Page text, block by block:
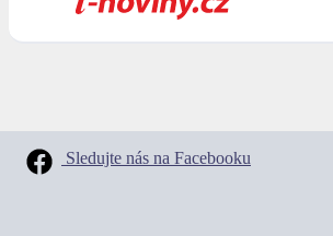
Sledujte nás na Facebooku